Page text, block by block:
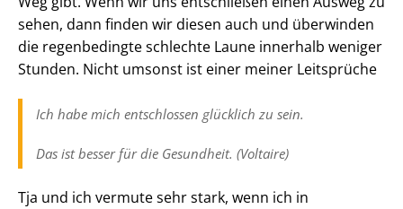
sehen, dann finden wir diesen auch und überwinden
die regenbedingte schlechte Laune innerhalb weniger
Stunden. Nicht umsonst ist einer meiner Leitsprüche
Ich habe mich entschlossen glücklich zu sein.
Das ist besser für die Gesundheit. (Voltaire)
Tja und ich vermute sehr stark, wenn ich in